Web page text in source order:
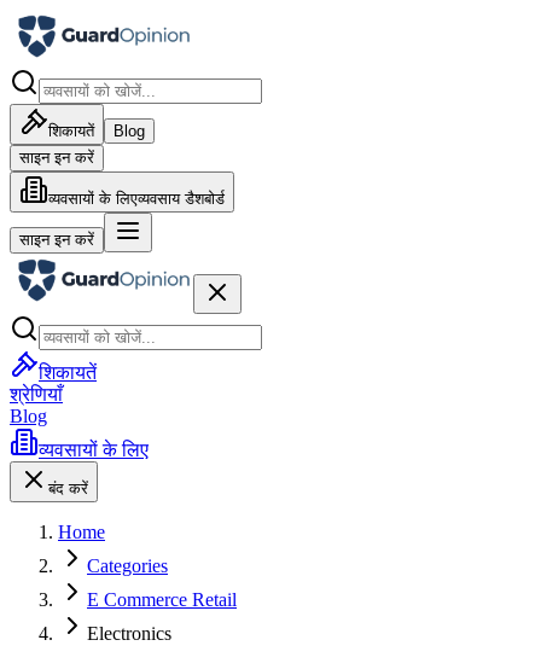
शिकायतें
Blog
साइन इन करें
व्यवसायों के लिएव्यवसाय डैशबोर्ड
साइन इन करें
शिकायतें
श्रेणियाँ
Blog
व्यवसायों के लिए
बंद करें
Home
Categories
E Commerce Retail
Electronics